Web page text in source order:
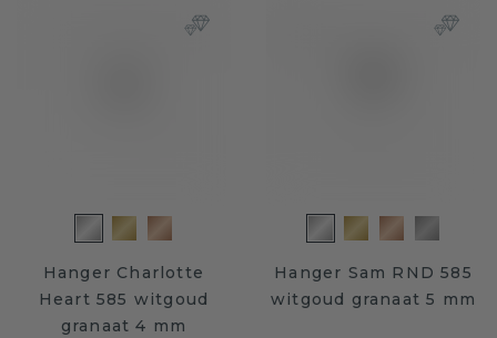
Hanger Charlotte
Heart 585 witgoud
granaat 4 mm
Hanger Sam RND 585
witgoud granaat 5 mm